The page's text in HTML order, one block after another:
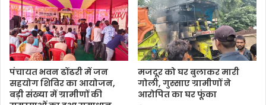
पंचायत भवन ढोंढरी में जन
सहयोग शिविर का आयोजन,
बड़ी संख्या में ग्रामीणों की
मजदूर को घर बुलाकर मारी
गोली, गुस्साए ग्रामीणों ने
आरोपित का घर फूंका